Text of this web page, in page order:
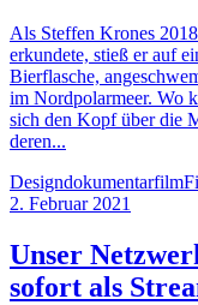
Als Steffen Krones
erkundete, stieß er auf
Bierflasche,
im Nordpolarmeer. Wo
sich den Kopf über die
deren...
Designdokumentarfilm
2. Februar 2021
Unser
sofort als